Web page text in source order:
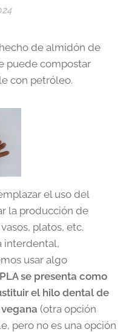
de almidón de
puede compostar
con petróleo.
el uso del
la producción de
platos, etc.
interdental,
usar algo
se presenta como
el hilo dental de
(otra opción
pero no es una opción